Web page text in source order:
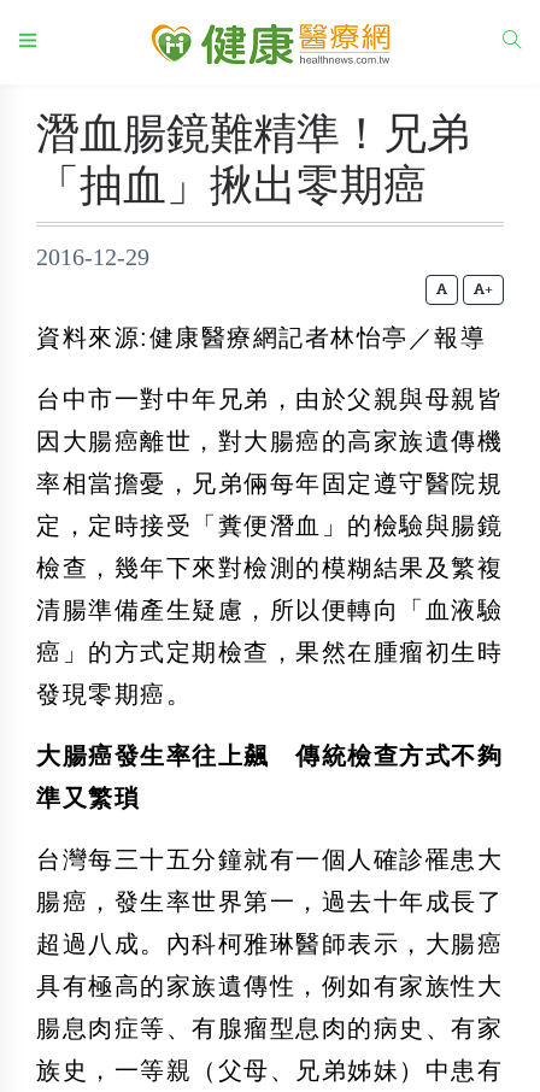
潛血腸鏡難精準！兄弟
「抽血」揪出零期癌
2016-12-29
+
資料來源:健康醫療網記者林怡亭／報導
台中市一對中年兄弟，由於父親與母親皆
因大腸癌離世，對大腸癌的高家族遺傳機
率相當擔憂，兄弟倆每年固定遵守醫院規
定，定時接受「糞便潛血」的檢驗與腸鏡
檢查，幾年下來對檢測的模糊結果及繁複
清腸準備產生疑慮，所以便轉向「血液驗
癌」的方式定期檢查，果然在腫瘤初生時
發現零期癌。
大腸癌發生率往上飆 傳統檢查方式不夠
準又繁瑣
台灣每三十五分鐘就有一個人確診罹患大
腸癌，發生率世界第一，過去十年成長了
超過八成。內科柯雅琳醫師表示，大腸癌
具有極高的家族遺傳性，例如有家族性大
腸息肉症等、有腺瘤型息肉的病史、有家
族史，一等親（父母、兄弟姊妹）中患有